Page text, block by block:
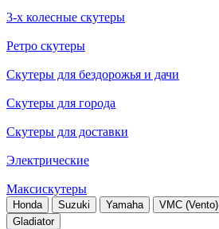
3-х колесные скутеры
Ретро скутеры
Скутеры для бездорожья и дачи
Скутеры для города
Скутеры для доставки
Электрические
Максискутеры
Honda Suzuki Yamaha VMC (Vento)
Gladiator